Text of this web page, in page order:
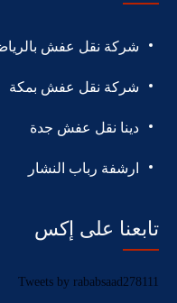
شركة نقل عفش
شركة نقل عفش بمكة
دينا نقل عفش جدة
ارشفة رباب النشار
تابعنا على إكس
Tweets by rababsaad278111